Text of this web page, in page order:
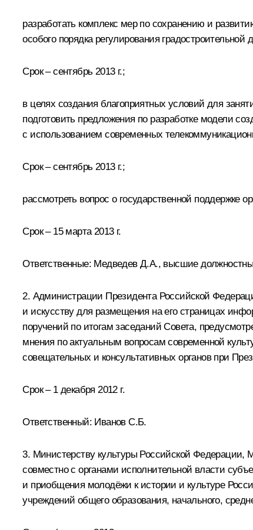
разработать комплекс мер по сохранению и
особого порядка регулирования
Срок – сентябрь 2013 г.;
в целях создания благоприятных условий для
подготовить предложения по разработке модели
с использованием современных
Срок – сентябрь 2013 г.;
рассмотреть вопрос о государственной поддержке
Срок – 15 марта 2013 г.
Ответственные: Медведев Д.А., высшие
2. Администрации Президента Российской
и искусству для размещения на его страницах
поручений по итогам заседаний Совета,
мнения по актуальным вопросам современной
совещательных и консультативных органов при
Срок – 1 декабря 2012 г.
Ответственный: Иванов С.Б.
3. Министерству культуры Российской Федерации,
совместно с органами исполнительной власти
и приобщения молодёжи к истории и культуре
учреждений общего образования, начального,